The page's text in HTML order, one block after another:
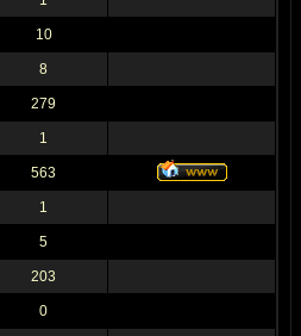
10
8
279
1
563
1
5
203
0